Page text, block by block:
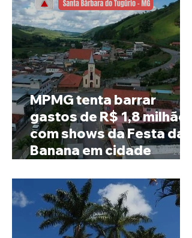
MPMG tenta barrar
gastos de R$ 1,8 milhão
com shows da Festa da
Banana em cidade
4 mil habitantes